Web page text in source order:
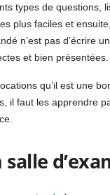
types de questions,
plus faciles et
n’est pas d’écrire
et bien présentées.
qu’il est une
il faut les apprendre